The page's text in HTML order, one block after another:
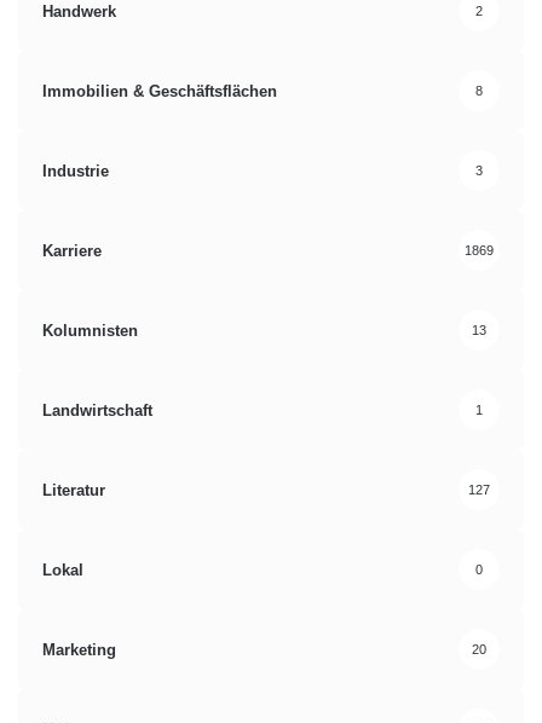
Handwerk 2
Immobilien & Geschäftsflächen 8
Industrie 3
Karriere 1869
Kolumnisten 13
Landwirtschaft 1
Literatur 127
Lokal 0
Marketing 20